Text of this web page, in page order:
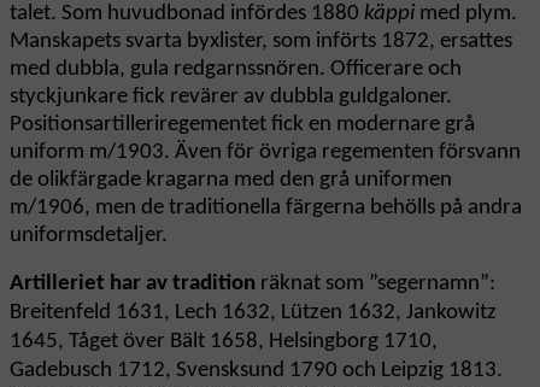
talet. Som huvudbonad infördes 1880 käppi med plym.
Manskapets svarta byxlister, som införts 1872, ersattes
med dubbla, gula redgarnssnören. Officerare och
styckjunkare fick revärer av dubbla guldgaloner.
Positionsartilleriregementet fick en modernare grå
uniform m/1903. Även för övriga regementen försvann
de olikfärgade kragarna med den grå uniformen
m/1906, men de traditionella färgerna behölls på andra
uniformsdetaljer.
Artilleriet har av tradition räknat som ”segernamn”:
Breitenfeld 1631, Lech 1632, Lützen 1632, Jankowitz
1645, Tåget över Bält 1658, Helsingborg 1710,
Gadebusch 1712, Svensksund 1790 och Leipzig 1813.